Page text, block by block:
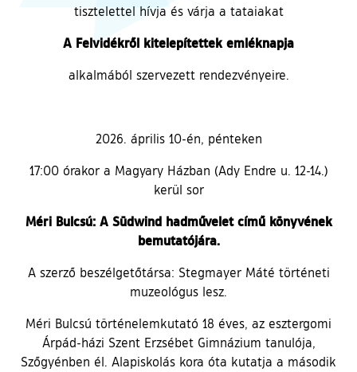
tisztelettel hívja és várja a tataiakat
A Felvidékről kitelepítettek emléknapja
alkalmából szervezett rendezvényeire.
2026. április 10-én, pénteken
17:00 órakor a Magyary Házban (Ady Endre u. 12-14.)
kerül sor
Méri Bulcsú: A Südwind hadművelet című könyvének
bemutatójára.
A szerző beszélgetőtársa: Stegmayer Máté történeti
muzeológus lesz.
Méri Bulcsú történelemkutató 18 éves, az esztergomi
Árpád-házi Szent Erzsébet Gimnázium tanulója,
Szőgyénben él. Alapiskolás kora óta kutatja a második